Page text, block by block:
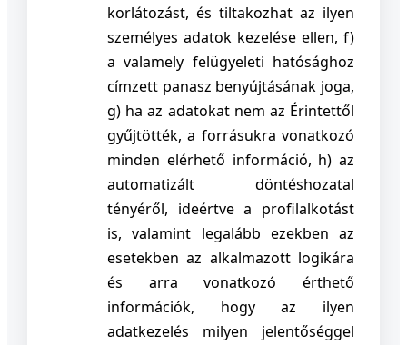
korlátozást, és tiltakozhat az ilyen
személyes adatok kezelése ellen, f)
a valamely felügyeleti hatósághoz
címzett panasz benyújtásának joga,
g) ha az adatokat nem az Érintettől
gyűjtötték, a forrásukra vonatkozó
minden elérhető információ, h) az
automatizált döntéshozatal
tényéről, ideértve a profilalkotást
is, valamint legalább ezekben az
esetekben az alkalmazott logikára
és arra vonatkozó érthető
információk, hogy az ilyen
adatkezelés milyen jelentőséggel